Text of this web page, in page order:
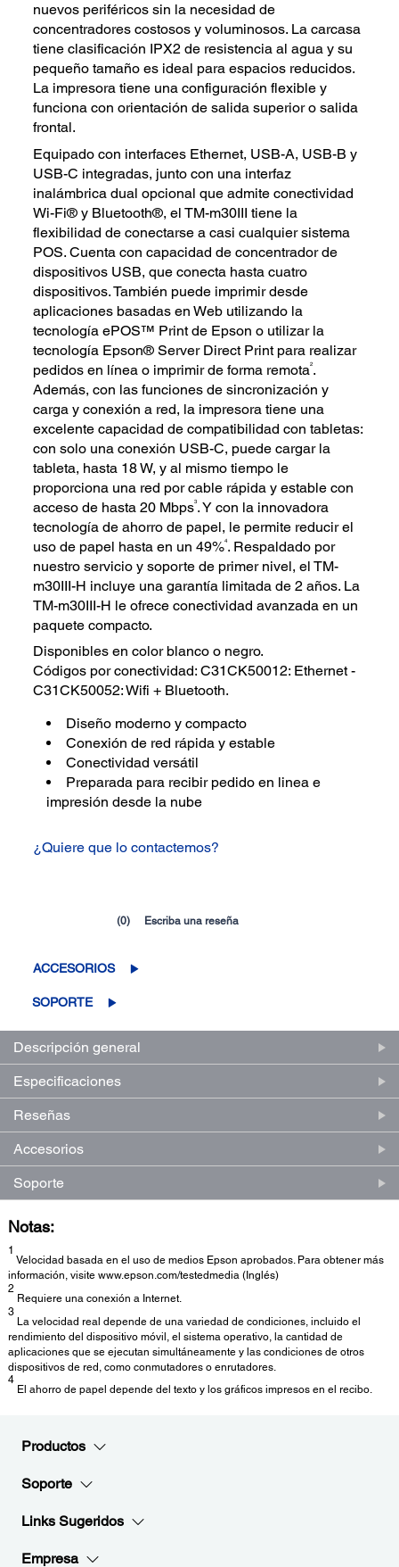
nuevos periféricos sin la necesidad de
concentradores costosos y voluminosos. La carcasa
tiene clasificación IPX2 de resistencia al agua y su
pequeño tamaño es ideal para espacios reducidos.
La impresora tiene una configuración flexible y
funciona con orientación de salida superior o salida
frontal.
Equipado con interfaces Ethernet, USB-A, USB-B y
USB-C integradas, junto con una interfaz
inalámbrica dual opcional que admite conectividad
Wi-Fi® y Bluetooth®, el TM-m30III tiene la
flexibilidad de conectarse a casi cualquier sistema
POS. Cuenta con capacidad de concentrador de
dispositivos USB, que conecta hasta cuatro
dispositivos. También puede imprimir desde
aplicaciones basadas en Web utilizando la
tecnología ePOS™ Print de Epson o utilizar la
tecnología Epson® Server Direct Print para realizar
pedidos en línea o imprimir de forma remota2.
Además, con las funciones de sincronización y
carga y conexión a red, la impresora tiene una
excelente capacidad de compatibilidad con tabletas:
con solo una conexión USB-C, puede cargar la
tableta, hasta 18 W, y al mismo tiempo le
proporciona una red por cable rápida y estable con
acceso de hasta 20 Mbps3. Y con la innovadora
tecnología de ahorro de papel, le permite reducir el
uso de papel hasta en un 49%4. Respaldado por
nuestro servicio y soporte de primer nivel, el TM-
m30III-H incluye una garantía limitada de 2 años. La
TM-m30III-H le ofrece conectividad avanzada en un
paquete compacto.
Disponibles en color blanco o negro.
Códigos por conectividad: C31CK50012: Ethernet -
C31CK50052: Wifi + Bluetooth.
Diseño moderno y compacto
Conexión de red rápida y estable
Conectividad versátil
Preparada para recibir pedido en linea e
impresión desde la nube
¿Quiere que lo contactemos?
Sin
en
(0) Escriba una reseña
ACCESORIOS
SOPORTE
Descripción general
Especificaciones
Reseñas
Accesorios
Soporte
Notas:
1
Velocidad basada en el uso de medios Epson aprobados. Para obtener más
información, visite www.epson.com/testedmedia (Inglés)
2
Requiere una conexión a Internet.
3
La velocidad real depende de una variedad de condiciones, incluido el
rendimiento del dispositivo móvil, el sistema operativo, la cantidad de
aplicaciones que se ejecutan simultáneamente y las condiciones de otros
dispositivos de red, como conmutadores o enrutadores.
4
El ahorro de papel depende del texto y los gráficos impresos en el recibo.
Productos
Soporte
Links Sugeridos
Empresa